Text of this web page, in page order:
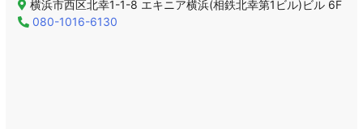
横浜市西区北幸1-1-8 エキニア横浜(相鉄北幸第1ビル)ビル 6F
080-1016-6130